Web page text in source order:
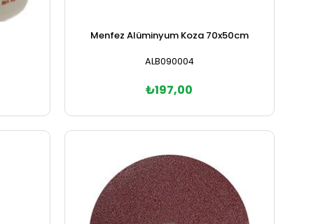
Menfez Alüminyum Koza 70x50cm
ALB090004
₺197,00
Sepete Ekle